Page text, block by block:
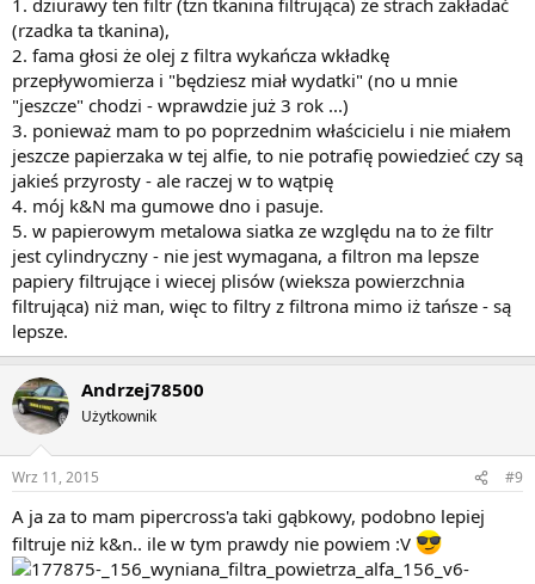
(rzadka ta tkanina),
2. fama głosi że olej z filtra wykańcza wkładkę
przepływomierza i "będziesz miał wydatki" (no u mnie
"jeszcze" chodzi - wprawdzie już 3 rok ...)
3. ponieważ mam to po poprzednim właścicielu i nie miałem
jeszcze papierzaka w tej alfie, to nie potrafię powiedzieć czy są
jakieś przyrosty - ale raczej w to wątpię
4. mój k&N ma gumowe dno i pasuje.
5. w papierowym metalowa siatka ze względu na to że filtr
jest cylindryczny - nie jest wymagana, a filtron ma lepsze
papiery filtrujące i wiecej plisów (wieksza powierzchnia
filtrująca) niż man, więc to filtry z filtrona mimo iż tańsze - są
lepsze.
Andrzej78500
Użytkownik
Wrz 11, 2015 #9
A ja za to mam pipercross'a taki gąbkowy, podobno lepiej
filtruje niż k&n.. ile w tym prawdy nie powiem :V